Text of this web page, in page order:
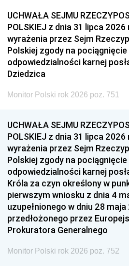
UCHWAŁA SEJMU
POLSKIEJ z dnia 31 lipca 2026
wyrażenia przez Sejm
Polskiej zgody na pociągnięcie
odpowiedzialności karnej
Dziedzica
Monitor Polski rok 2026 poz. 751
UCHWAŁA SEJMU
POLSKIEJ z dnia 31 lipca 2026
wyrażenia przez Sejm
Polskiej zgody na pociągnięcie
odpowiedzialności karnej
Króla za czyn określony w
pierwszym wniosku z dnia 4
uzupełnionego w dniu 28 maja
przedłożonego przez
Prokuratora Generalnego
Monitor Polski rok 2026 poz. 752